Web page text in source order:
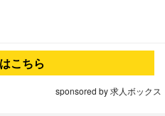
こちら
sponsored by 求人ボックス